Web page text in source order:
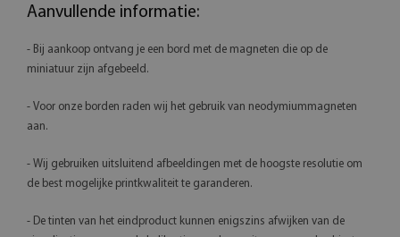
Aanvullende informatie:
- Bij aankoop ontvang je een bord met de magneten die op de
miniatuur zijn afgebeeld.
- Voor onze borden raden wij het gebruik van neodymiummagneten
aan.
- Wij gebruiken uitsluitend afbeeldingen met de hoogste resolutie om
de best mogelijke printkwaliteit te garanderen.
- De tinten van het eindproduct kunnen enigszins afwijken van de